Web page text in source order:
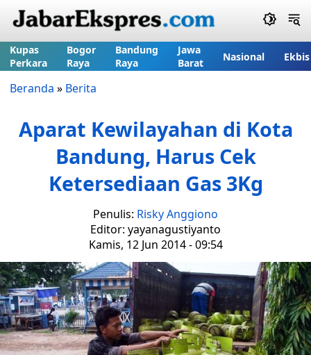
Kupas
Perkara
Bogor
Raya
Bandung
Raya
Jawa
Barat
Nasional Ekbis
Beranda » Berita
Aparat Kewilayahan di Kota
Bandung, Harus Cek
Ketersediaan Gas 3Kg
Penulis: Risky Anggiono
Editor: yayanagustiyanto
Kamis, 12 Jun 2014 - 09:54